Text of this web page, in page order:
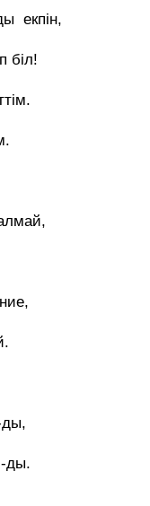
екпін,
біл!
ды,
ды.